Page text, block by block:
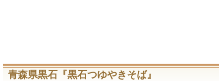
青森県黒石『黒石つゆやきそば』